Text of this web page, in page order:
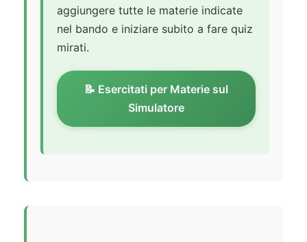
aggiungere tutte le materie indicate
nel bando e iniziare subito a fare quiz
mirati.
📝 Esercitati per Materie sul
Simulatore